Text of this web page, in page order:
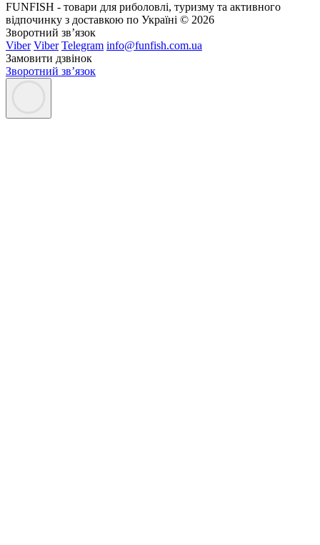
FUNFISH - товари для риболовлі, туризму та активного
відпочинку з доставкою по Україні © 2026
Зворотний зв’язок
Viber Viber Telegram info@funfish.com.ua
Замовити дзвінок
Зворотний зв’язок